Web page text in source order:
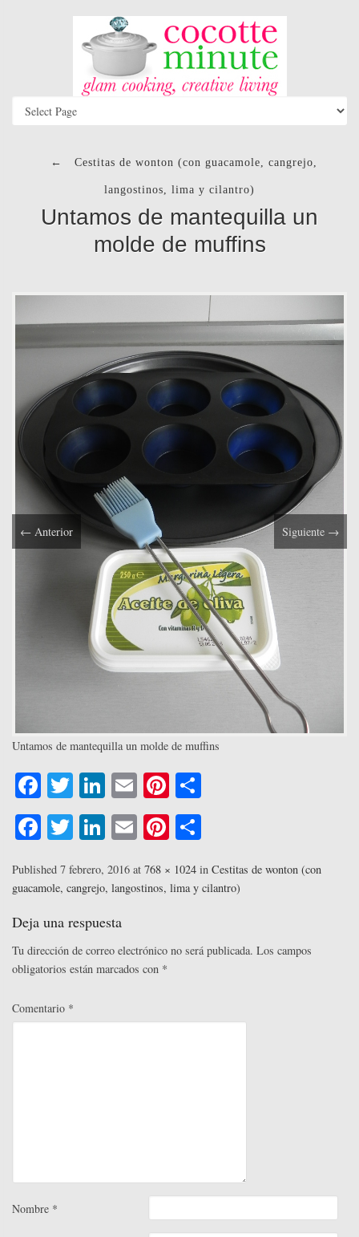
← Cestitas de wonton (con guacamole, cangrejo,
langostinos, lima y cilantro)
Untamos de mantequilla un
molde de muffins
← Anterior Siguiente →
Untamos de mantequilla un molde de muffins
Fa
ce
bo
ok
T
wi
tte
r
Li
nk
ed
In
E
m
ail
Pi
nt
er
es
t
pa
rti
Fa
bo
ok
T
tte
r
Li
ed
In
E
ail
Pi
er
es
m
pa
r
Published 7 febrero, 2016 at 768 × 1024 in Cestitas de wonton (con
guacamole, cangrejo, langostinos, lima y cilantro)
Deja una respuesta
Tu dirección de correo electrónico no será publicada. Los campos
obligatorios están marcados con *
Comentario *
Nombre *